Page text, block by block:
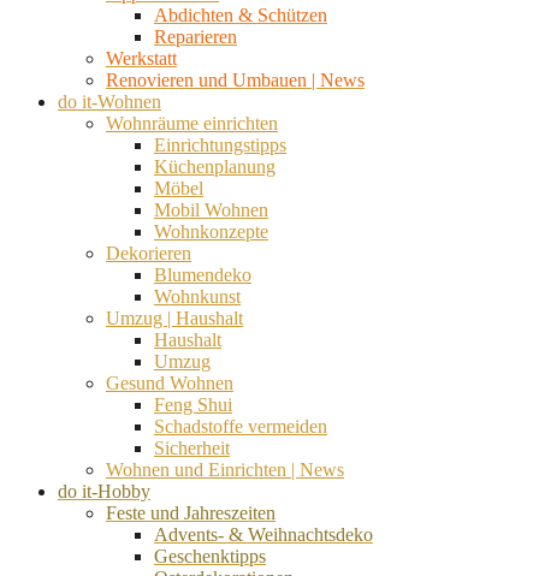
Abdichten & Schützen
Reparieren
Werkstatt
Renovieren und Umbauen | News
do it-Wohnen
Wohnräume einrichten
Einrichtungstipps
Küchenplanung
Möbel
Mobil Wohnen
Wohnkonzepte
Dekorieren
Blumendeko
Wohnkunst
Umzug | Haushalt
Haushalt
Umzug
Gesund Wohnen
Feng Shui
Schadstoffe vermeiden
Sicherheit
Wohnen und Einrichten | News
do it-Hobby
Feste und Jahreszeiten
Advents- & Weihnachtsdeko
Geschenktipps